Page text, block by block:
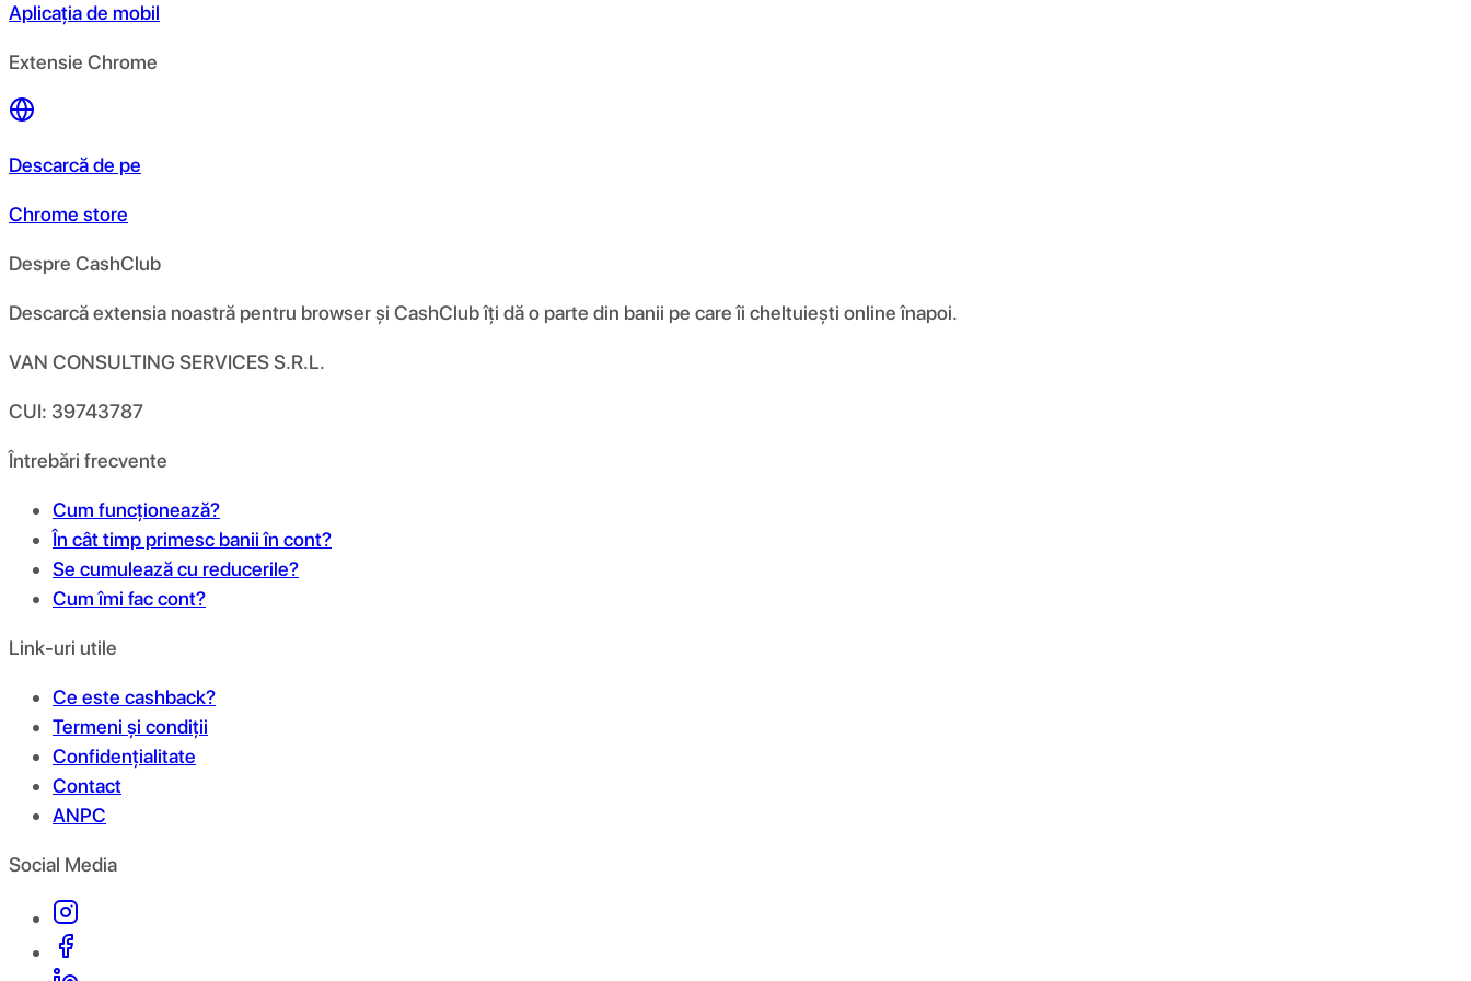
Aplicația de mobil
Extensie Chrome
Descarcă de pe
Chrome store
Despre CashClub
Descarcă extensia noastră pentru browser și CashClub îți dă o parte din banii pe care îi cheltuiești online înapoi.
VAN CONSULTING SERVICES S.R.L.
CUI: 39743787
Întrebări frecvente
Cum funcționează?
În cât timp primesc banii în cont?
Se cumulează cu reducerile?
Cum îmi fac cont?
Link-uri utile
Ce este cashback?
Termeni și condiții
Confidențialitate
Contact
ANPC
Social Media